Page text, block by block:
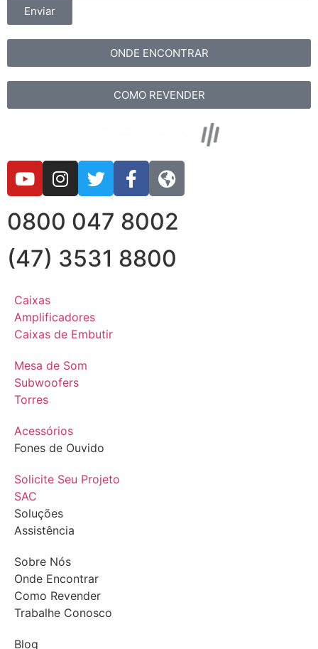
Enviar
ONDE ENCONTRAR
COMO REVENDER
0800 047 8002
(47) 3531 8800
Caixas
Amplificadores
Caixas de Embutir
Mesa de Som
Subwoofers
Torres
Acessórios
Fones de Ouvido
Solicite Seu Projeto
SAC
Soluções
Assistência
Sobre Nós
Onde Encontrar
Como Revender
Trabalhe Conosco
Blog